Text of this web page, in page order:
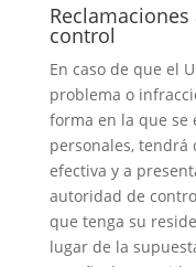
control
En caso de que el
problema o
forma en la que se
personales,
efectiva y a
autoridad de
que tenga su
lugar de la